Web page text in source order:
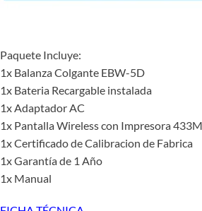
Paquete Incluye:
1x Balanza Colgante EBW-5D
1x Bateria Recargable instalada
1x Adaptador AC
1x Pantalla Wireless con Impresora
1x Certificado de Calibracion de Fabrica
1x Garantía de 1 Año
1x Manual